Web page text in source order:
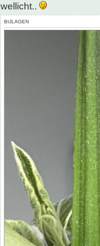
wellicht..
BIJLAGEN